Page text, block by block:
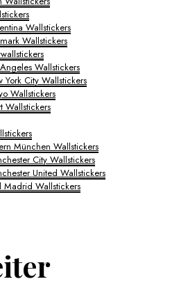
Wallstickers
Wallstickers
Wallstickers
York City Wallstickers
Wallstickers
Wallstickers
München Wallstickers
City Wallstickers
United Wallstickers
Madrid Wallstickers